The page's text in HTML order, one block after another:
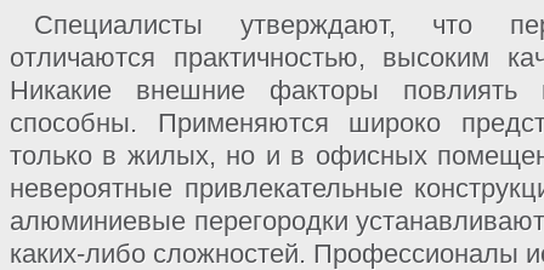
Специалисты утверждают, что
отличаются практичностью, высоким
Никакие внешние факторы повлиять
способны. Применяются широко
только в жилых, но и в офисных
невероятные привлекательные
алюминиевые перегородки
каких-либо сложностей. Профессионалы